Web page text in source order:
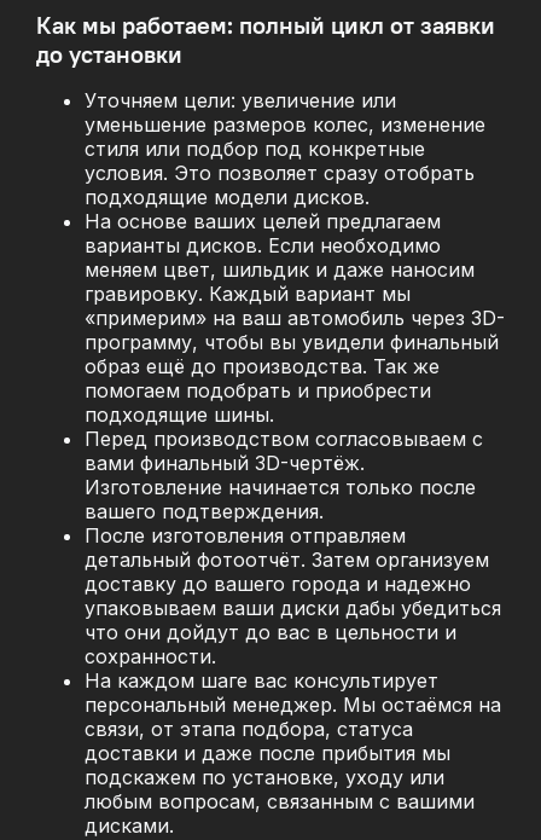
Как мы работаем: полный цикл от заявки
до установки
Уточняем цели: увеличение или
уменьшение размеров колес, изменение
стиля или подбор под конкретные
условия. Это позволяет сразу отобрать
подходящие модели дисков.
На основе ваших целей предлагаем
варианты дисков. Если необходимо
меняем цвет, шильдик и даже наносим
гравировку. Каждый вариант мы
«примерим» на ваш автомобиль через 3D-
программу, чтобы вы увидели финальный
образ ещё до производства. Так же
помогаем подобрать и приобрести
подходящие шины.
Перед производством согласовываем с
вами финальный 3D-чертёж.
Изготовление начинается только после
вашего подтверждения.
После изготовления отправляем
детальный фотоотчёт. Затем организуем
доставку до вашего города и надежно
упаковываем ваши диски дабы убедиться
что они дойдут до вас в цельности и
сохранности.
На каждом шаге вас консультирует
персональный менеджер. Мы остаёмся на
связи, от этапа подбора, статуса
доставки и даже после прибытия мы
подскажем по установке, уходу или
любым вопросам, связанным с вашими
дисками.